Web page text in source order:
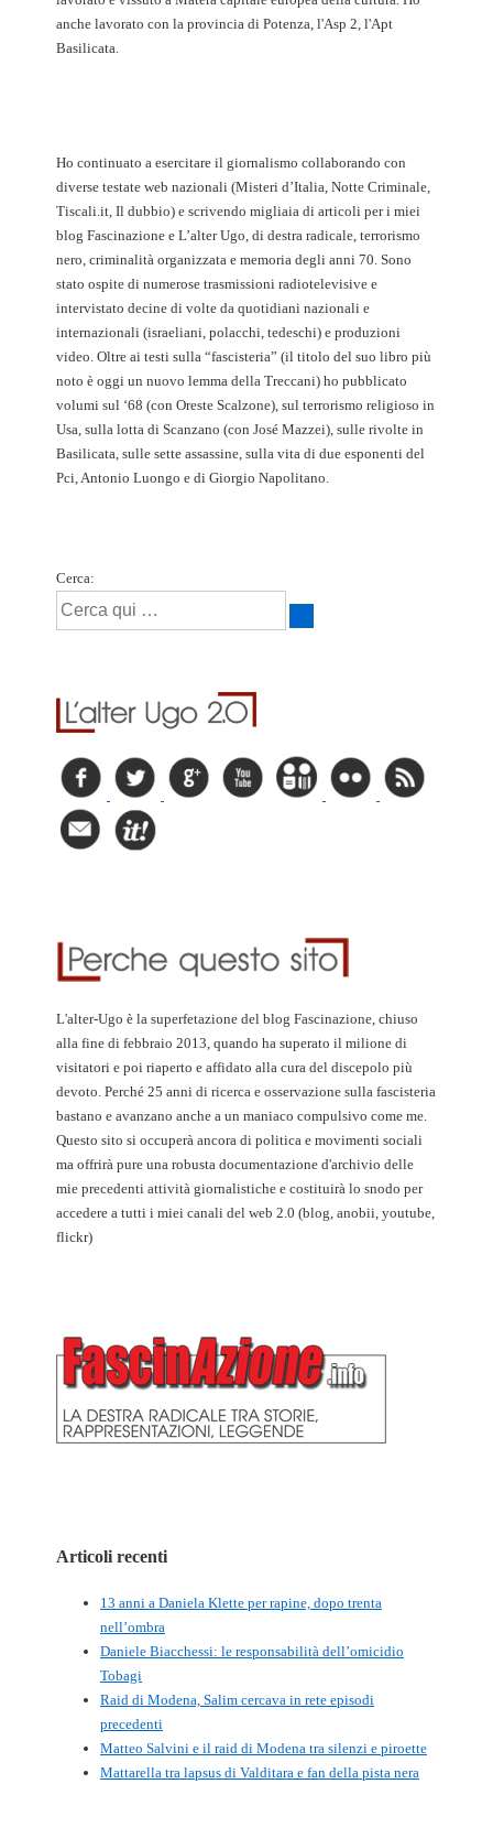
anche lavorato con la provincia di Potenza, l'Asp 2, l'Apt
Basilicata.
Ho continuato a esercitare il giornalismo collaborando con
diverse testate web nazionali (Misteri d’Italia, Notte Criminale,
Tiscali.it, Il dubbio) e scrivendo migliaia di articoli per i miei
blog Fascinazione e L’alter Ugo, di destra radicale, terrorismo
nero, criminalità organizzata e memoria degli anni 70. Sono
stato ospite di numerose trasmissioni radiotelevisive e
intervistato decine di volte da quotidiani nazionali e
internazionali (israeliani, polacchi, tedeschi) e produzioni
video. Oltre ai testi sulla “fascisteria” (il titolo del suo libro più
noto è oggi un nuovo lemma della Treccani) ho pubblicato
volumi sul ‘68 (con Oreste Scalzone), sul terrorismo religioso in
Usa, sulla lotta di Scanzano (con José Mazzei), sulle rivolte in
Basilicata, sulle sette assassine, sulla vita di due esponenti del
Pci, Antonio Luongo e di Giorgio Napolitano.
Cerca:
L'alter-Ugo è la superfetazione del blog Fascinazione, chiuso
alla fine di febbraio 2013, quando ha superato il milione di
visitatori e poi riaperto e affidato alla cura del discepolo più
devoto. Perché 25 anni di ricerca e osservazione sulla fascisteria
bastano e avanzano anche a un maniaco compulsivo come me.
Questo sito si occuperà ancora di politica e movimenti sociali
ma offrirà pure una robusta documentazione d'archivio delle
mie precedenti attività giornalistiche e costituirà lo snodo per
accedere a tutti i miei canali del web 2.0 (blog, anobii, youtube,
flickr)
Articoli recenti
13 anni a Daniela Klette per rapine, dopo trenta
nell’ombra
Daniele Biacchessi: le responsabilità dell’omicidio
Tobagi
Raid di Modena, Salim cercava in rete episodi
precedenti
Matteo Salvini e il raid di Modena tra silenzi e piroette
Mattarella tra lapsus di Valditara e fan della pista nera